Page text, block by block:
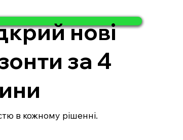
нові
за 4
в кожному рішенні.